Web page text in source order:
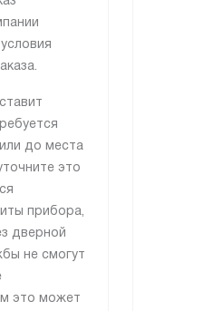
до места
это
прибора,
дверной
не смогут
это может